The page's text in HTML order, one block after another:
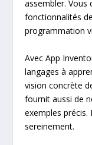
assembler. Vous
fonctionnalités
programmation
Avec App
langages à
vision concrète
fournit aussi de
exemples
sereinement.